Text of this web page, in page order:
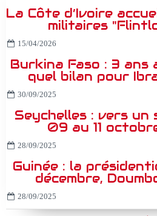
La Côte d’Ivoire
militaires
15/04/2026
Burkina Faso : 3 ans
quel bilan pour
30/09/2025
Seychelles : vers un
09 au 11
28/09/2025
Guinée : la
décembre,
28/09/2025